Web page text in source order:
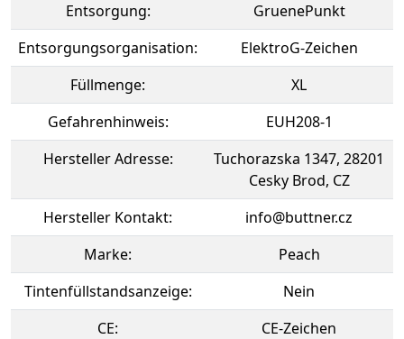
Entsorgung:
GruenePunkt
Entsorgungsorganisation:
ElektroG-Zeichen
Füllmenge:
XL
Gefahrenhinweis:
EUH208-1
Hersteller Adresse:
Tuchorazska 1347, 28201
Cesky Brod, CZ
Hersteller Kontakt:
info@buttner.cz
Marke:
Peach
Tintenfüllstandsanzeige:
Nein
CE:
CE-Zeichen